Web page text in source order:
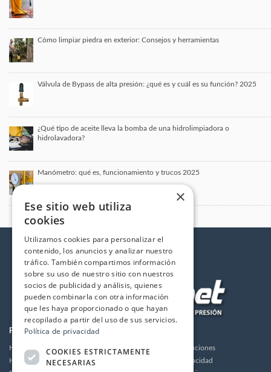
Cómo limpiar piedra en exterior: Consejos y herramientas
Válvula de Bypass de alta presión: ¿qué es y cuál es su función? 2025
¿Qué tipo de aceite lleva la bomba de una hidrolimpiadora o
hidrolavadora?
Manómetro: qué es, funcionamiento y trucos 2025
PRODUCTOS
Hidrolimpiadoras
Humidificación
Envios y devoluciones
Política de privacidad
×
Ese sitio web utiliza
cookies
Utilizamos cookies para personalizar el
contenido, los anuncios y analizar nuestro
tráfico. También compartimos información
sobre su uso de nuestro sitio con nuestros
socios de publicidad y análisis, quienes
pueden combinarla con otra información
que les haya proporcionado o que hayan
recopilado a partir del uso de sus servicios.
Política de privacidad
COOKIES ESTRICTAMENTE
NECESARIAS